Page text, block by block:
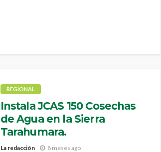
REGIONAL
Instala JCAS 150 Cosechas
de Agua en la Sierra
Tarahumara.
La redacción 8 meses ago